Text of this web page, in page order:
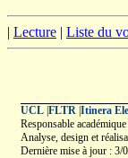
| Lecture | Liste du
UCL| FLTR| Itinera
Responsable
Analyse, design et
Dernière mise à jour : 3/